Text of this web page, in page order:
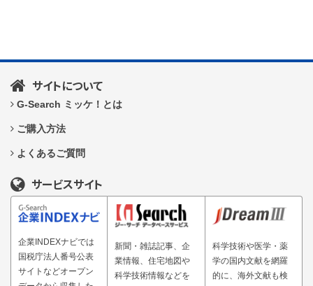
サイトについて
G-Search ミッケ！とは
ご購入方法
よくあるご質問
サービスサイト
企業INDEXナビでは
国税庁法人番号公表
サイトなどオープン
新聞・雑誌記事、企
業情報、住宅地図や
科学技術情報などを
科学技術や医学・薬
学の国内文献を網羅
的に、海外文献も検